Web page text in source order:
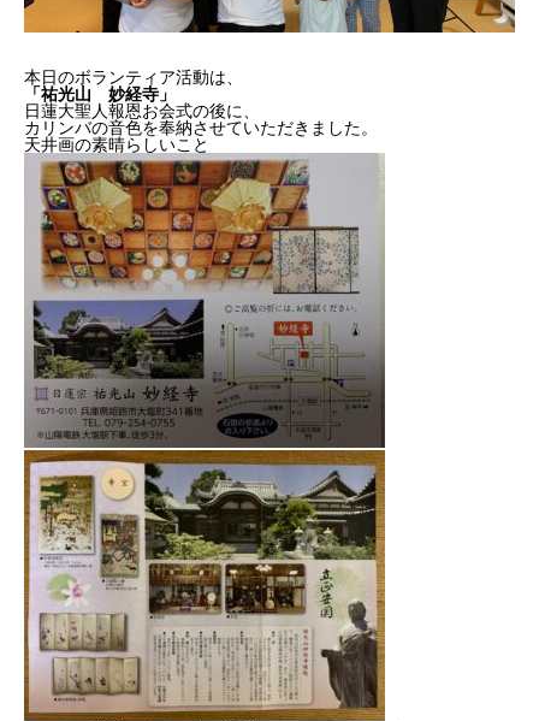
本日のボランティア活動は、
「祐光山 妙経寺」
日蓮大聖人報恩お会式の後に、
カリンバの音色を奉納させていただきました。
天井画の素晴らしいこと